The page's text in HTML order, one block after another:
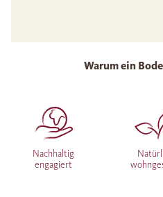
Warum ein
Nachhaltig
engagiert